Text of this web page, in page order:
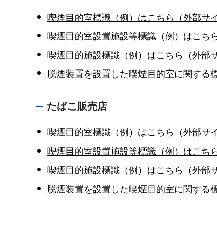
喫煙目的室標識（例）はこちら（外部サ
喫煙目的室設置施設等標識（例）はこち
喫煙目的施設標識（例）はこちら（外部
脱煙装置を設置した喫煙目的室に関する
たばこ販売店
喫煙目的室標識（例）はこちら（外部サ
喫煙目的室設置施設等標識（例）はこち
喫煙目的施設標識（例）はこちら（外部
脱煙装置を設置した喫煙目的室に関する